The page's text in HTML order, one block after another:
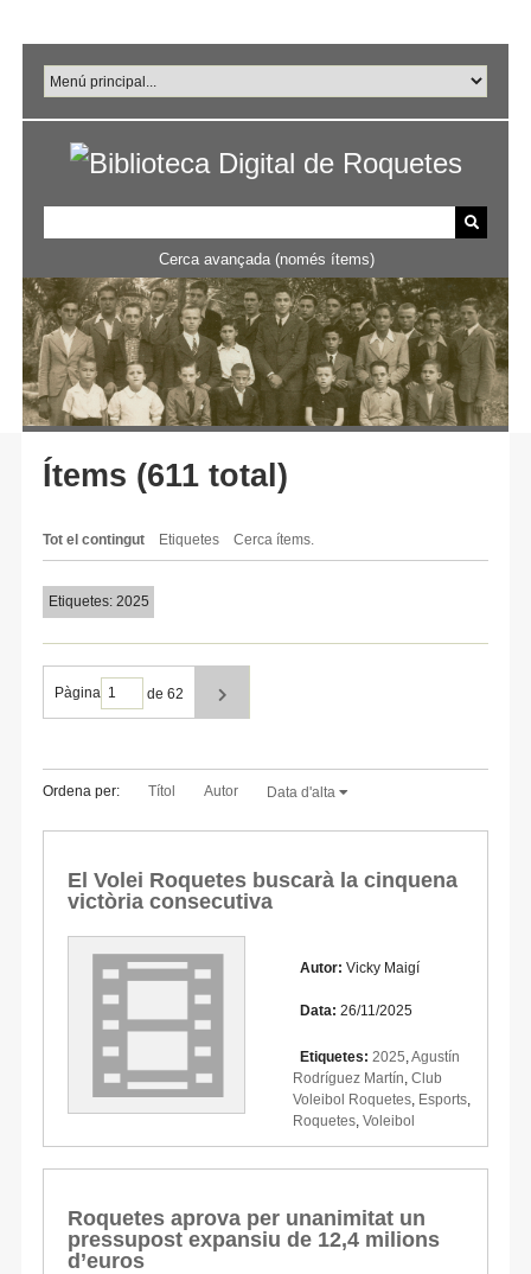
principal
Cerca avançada (només ítems)
Ítems (611 total)
Tot el contingut Etiquetes Cerca ítems.
Etiquetes: 2025
Pàgina de 62
Ordena per: Títol Autor Data d'alta
El Volei Roquetes buscarà la cinquena
victòria consecutiva
Autor: Vicky Maigí
Data: 26/11/2025
Etiquetes: 2025 Agustín
Rodríguez Martín Club
Voleibol Roquetes Esports
Roquetes Voleibol
Roquetes aprova per unanimitat un
pressupost expansiu de 12,4 milions
d’euros